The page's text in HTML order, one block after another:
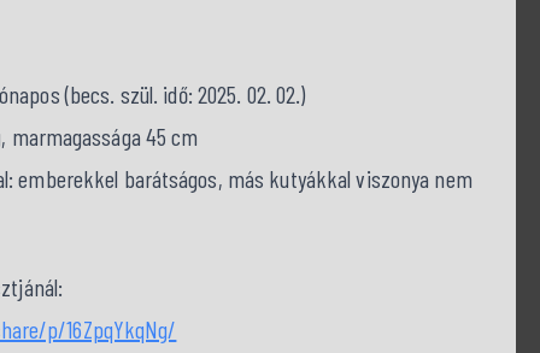
(becs. szül. idő: 2025. 02. 02.)
marmagassága 45 cm
emberekkel barátságos, más kutyákkal viszonya nem
p/16ZpqYkqNg/